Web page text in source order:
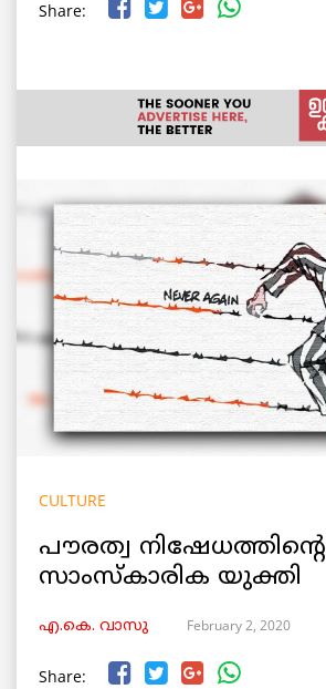
Share:
CULTURE
പൗരത്വ നിഷേധത്തിന്റെ
സാംസ്കാരിക യുക്തി
എ.കെ. വാസു February 2, 2020
Share: